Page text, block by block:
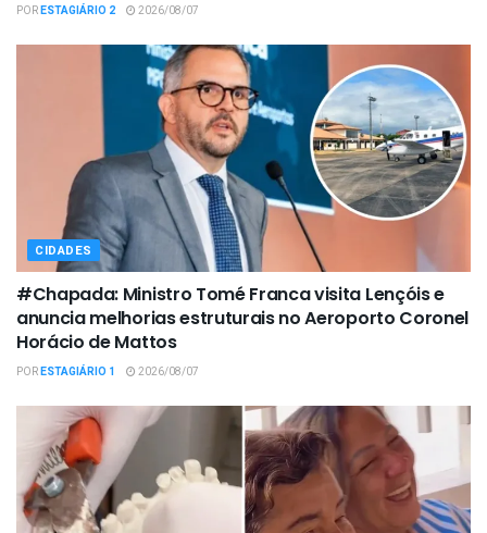
PORESTAGIÁRIO 2 2026/08/07
CIDADES
#Chapada: Ministro Tomé Franca visita Lençóis e
anuncia melhorias estruturais no Aeroporto Coronel
Horácio de Mattos
PORESTAGIÁRIO 1 2026/08/07